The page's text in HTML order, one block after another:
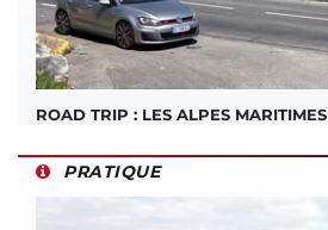
ROAD TRIP : LES ALPES MARITIMES
PRATIQUE